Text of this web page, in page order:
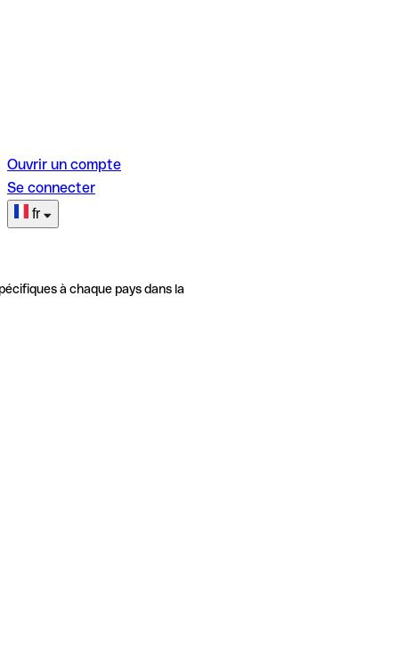
Ouvrir un compte
Se connecter
fr
à chaque pays dans la